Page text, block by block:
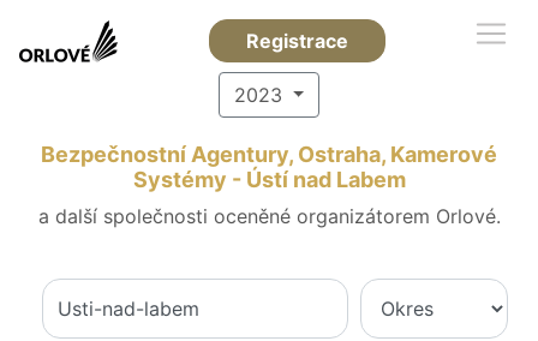
Registrace
2023
Bezpečnostní Agentury, Ostraha, Kamerové
Systémy - Ústí nad Labem
a další společnosti oceněné organizátorem Orlové.